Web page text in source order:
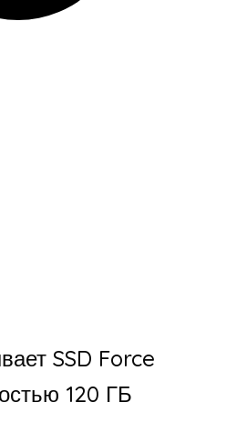
SSD Force
120 ГБ